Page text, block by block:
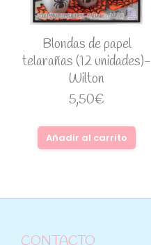
Blondas de papel
telarañas (12 unidades)-
Wilton
5,50€
Añadir al carrito